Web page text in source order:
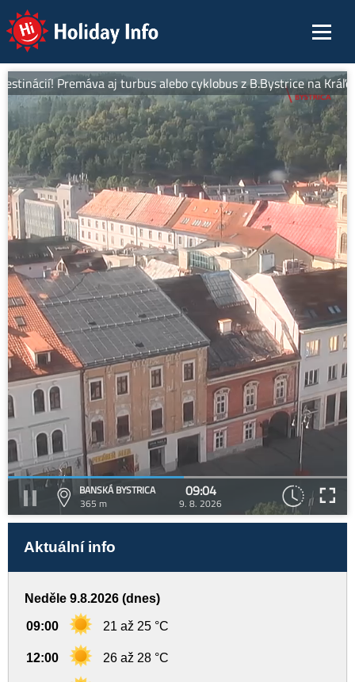
Holiday Info
Premáva aj turbus alebo cyklobus z B.Bystrice na
BANSKÁ BYSTRICA
365 m
09:04
9. 8. 2026
Aktuální info
Neděle 9.8.2026 (dnes)
09:00 21 až 25 °C
12:00 26 až 28 °C